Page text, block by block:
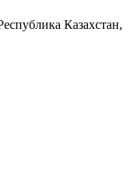
Казахстан,